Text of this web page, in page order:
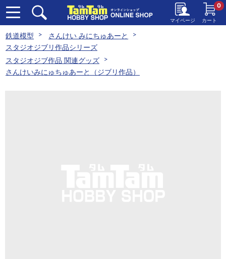
マイページ カート
0
鉄道模型
さんけい みにちゅあーと
スタジオジブリ作品シリーズ
スタジオジブ作品 関連グッズ
さんけいみにゅちゅあーと（ジブリ作品）